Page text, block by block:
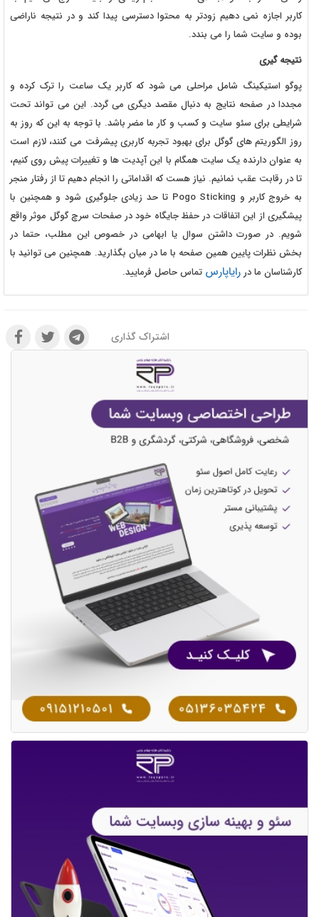
کاربر اجازه نمی دهیم زودتر به محتوا دسترسی پیدا کند و در نتیجه ناراضی
بوده و سایت شما را می بندد.
نتیجه گیری
پوگو استیکینگ شامل مراحلی می شود که کاربر یک ساعت را ترک کرده و
مجددا در صفحه نتایج به دنبال مقصد دیگری می گردد. این می تواند تحت
شرایطی برای سئو سایت و کسب و کار ما مضر باشد. با توجه به این که روز به
روز الگوریتم های گوگل برای بهبود تجربه کاربری پیشرفت می کنند، لازم است
به عنوان دارنده یک سایت همگام با این آپدیت ها و تغییرات پیش روی کنیم،
تا در رقابت عقب نمانیم. نیاز هست که اقداماتی را انجام دهیم تا از رفتار منجر
به خروج کاربر و Pogo Sticking تا حد زیادی جلوگیری شود و همچنین با
پیشگیری از این اتفاقات در حفظ جایگاه خود در صفحات سرچ گوگل موثر واقع
شویم. در صورت داشتن سوال یا ابهامی در خصوص این مطلب، حتما در
بخش نظرات پایین همین صفحه با ما در میان بگذارید. همچنین می توانید با
کارشناسان ما در رایاپارس تماس حاصل فرمایید.
اشتراک گذاری